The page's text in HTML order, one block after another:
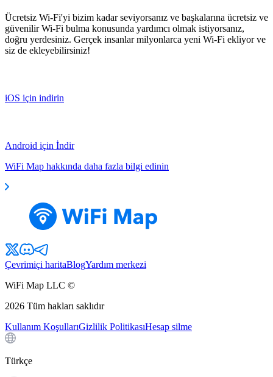
Ücretsiz Wi-Fi'yi bizim kadar seviyorsanız ve başkalarına ücretsiz ve
güvenilir Wi-Fi bulma konusunda yardımcı olmak istiyorsanız,
doğru yerdesiniz. Gerçek insanlar milyonlarca yeni Wi-Fi ekliyor ve
siz de ekleyebilirsiniz!
iOS için indirin
Android için İndir
WiFi Map hakkında daha fazla bilgi edinin
Çevrimiçi haritaBlogYardım merkezi
WiFi Map LLC ©
2026 Tüm hakları saklıdır
Kullanım KoşullarıGizlilik PolitikasıHesap silme
Türkçe